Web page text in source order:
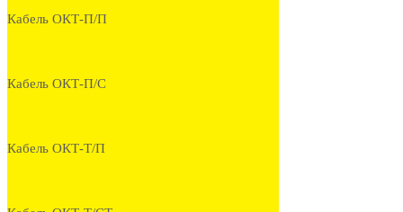
Кабель ОКТ-П/П
Кабель ОКТ-П/С
Кабель ОКТ-Т/П